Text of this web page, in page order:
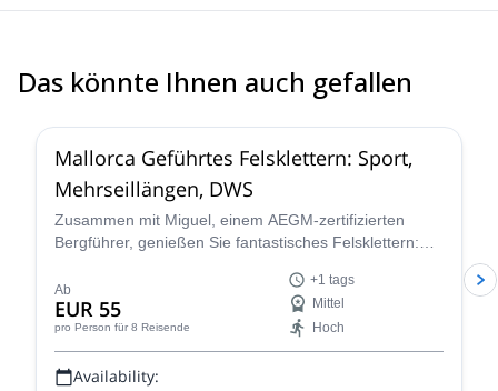
Das könnte Ihnen auch gefallen
4.9
Mallorca Geführtes Felsklettern: Sport,
Mehrseillängen, DWS
Zusammen mit Miguel, einem AEGM-zertifizierten
Bergführer, genießen Sie fantastisches Felsklettern:
wunderschönen Wänden von Mallorca, Spanien. Offen
für Menschen aller Kletterstufen.
Ab
EUR 55
pro Person für 8 Reisende
+1 tags
Mittel
Hoch
Availability: